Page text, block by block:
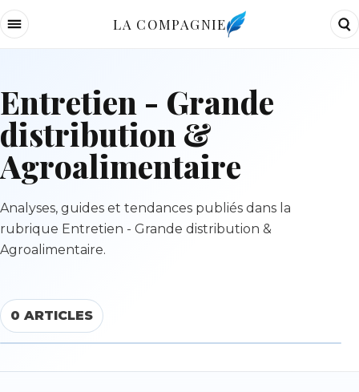
LA COMPAGNIE
Entretien - Grande
distribution &
Agroalimentaire
Analyses, guides et tendances publiés dans la
rubrique Entretien - Grande distribution &
Agroalimentaire.
0 ARTICLES